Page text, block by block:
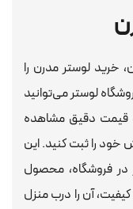
خرید لوستر مدرن را
لوستر می‌توانید
قیمت دقیق مشاهده
خود را ثبت کنید. این
فروشگاه، محصول
کیفیت، آن را درب منزل